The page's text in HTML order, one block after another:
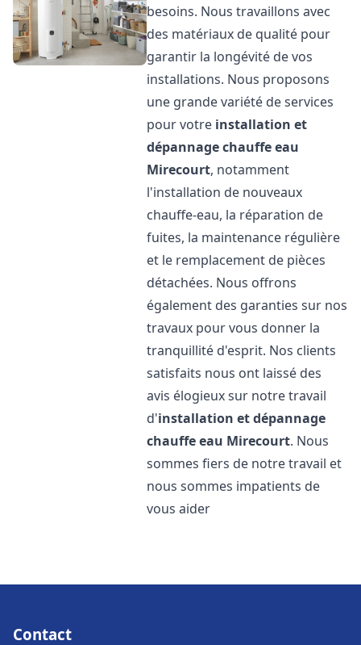
besoins. Nous travaillons avec
des matériaux de qualité pour
garantir la longévité de vos
installations. Nous proposons
une grande variété de services
pour votre installation et
dépannage chauffe eau
Mirecourt, notamment
l'installation de nouveaux
chauffe-eau, la réparation de
fuites, la maintenance régulière
et le remplacement de pièces
détachées. Nous offrons
également des garanties sur nos
travaux pour vous donner la
tranquillité d'esprit. Nos clients
satisfaits nous ont laissé des
avis élogieux sur notre travail
d'installation et dépannage
chauffe eau Mirecourt. Nous
sommes fiers de notre travail et
nous sommes impatients de
vous aider
Contact